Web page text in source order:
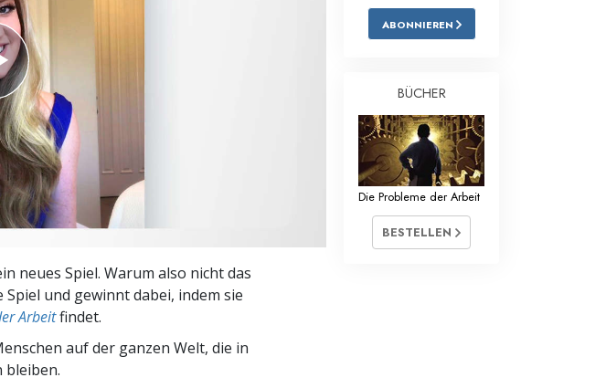
Antworten auf das Drogenproblem
Ethik und die Zustände
Die Ursache von Unterdrückung
Grundlagen des Organisierens
neues Spiel. Warum also nicht das
Spiel und gewinnt dabei, indem sie
Arbeitfindet.
auf der ganzen Welt, die in
bleiben.
ABONNIEREN
BÜCHER
Die Probleme der Arbeit
BESTELLEN